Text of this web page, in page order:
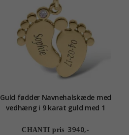
Guld fødder Navnehalskæde med
vedhæng i 9 karat guld med 1
Letter
CHANTI pris 3940,-